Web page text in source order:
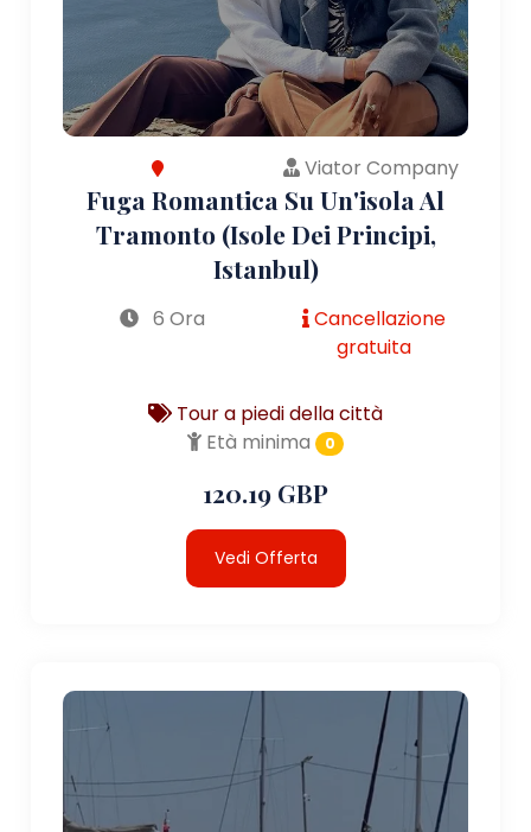
Viator Company
Fuga Romantica Su Un'isola Al
Tramonto (Isole Dei Principi,
Istanbul)
6 Ora
Cancellazione
gratuita
Tour a piedi della città
Età minima
0
120.19 GBP
Vedi Offerta